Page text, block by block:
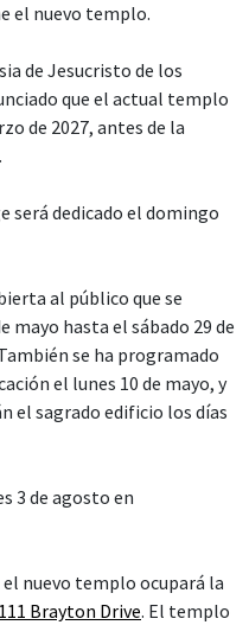
el nuevo templo.
de Jesucristo de los
que el actual templo
de 2027, antes de la
será dedicado el domingo
al público que se
mayo hasta el sábado 29 de
se ha programado
el lunes 10 de mayo, y
el sagrado edificio los días
3 de agosto en
el nuevo templo ocupará la
Brayton Drive. El templo